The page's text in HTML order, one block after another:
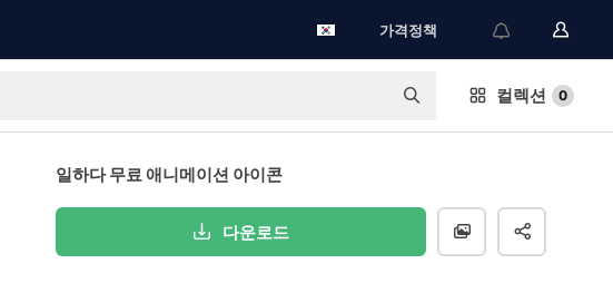
가격정책
컬렉션 0
일하다 무료 애니메이션 아이콘
다운로드